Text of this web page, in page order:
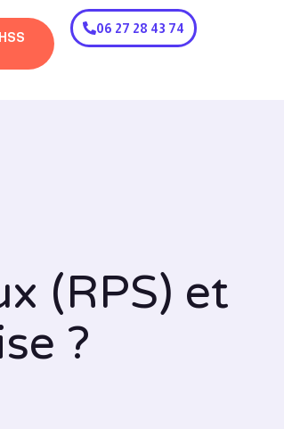
06 27 28 43 74
(RPS) et
?